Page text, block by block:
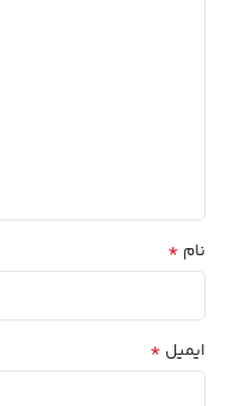
نام *
ایمیل *